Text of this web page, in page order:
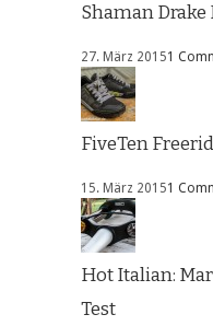
Shaman
27. März 20151
FiveTen
15. März 20151
Hot Italian:
Test